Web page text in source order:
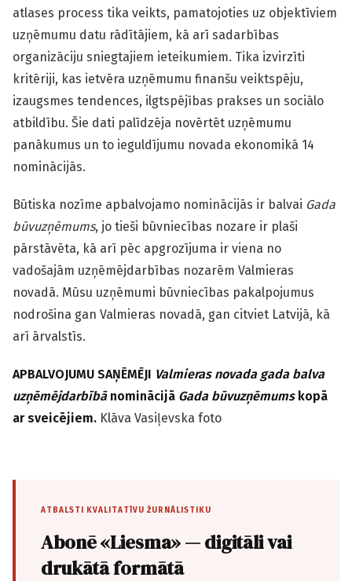
atlases process tika veikts, pamatojoties uz objektīviem
uzņēmumu datu rādītājiem, kā arī sadarbības
organizāciju sniegtajiem ieteikumiem. Tika izvirzīti
kritēriji, kas ietvēra uzņēmumu finanšu veiktspēju,
izaugsmes tendences, ilgtspējības prakses un sociālo
atbildību. Šie dati palīdzēja novērtēt uzņēmumu
panākumus un to ieguldījumu novada ekonomikā 14
nominācijās.
Būtiska nozīme apbalvojamo nominācijās ir balvai Gada
būvuzņēmums, jo tieši būvniecības nozare ir plaši
pārstāvēta, kā arī pēc apgrozījuma ir viena no
vadošajām uzņēmējdarbības nozarēm Valmieras
novadā. Mūsu uzņēmumi būvniecības pakalpojumus
nodrošina gan Valmieras novadā, gan citviet Latvijā, kā
arī ārvalstīs.
APBALVOJUMU SAŅĒMĒJI Valmieras novada gada balva
uzņēmējdarbībānominācijā Gada būvuzņēmums kopā
ar sveicējiem. Klāva Vasiļevska foto
ATBALSTI KVALITATĪVU ŽURNĀLISTIKU
Abonē «Liesma» — digitāli vai
drukātā formātā